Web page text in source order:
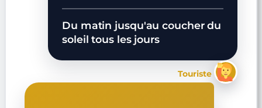
Du matin jusqu'au coucher du
soleil tous les jours
Touriste